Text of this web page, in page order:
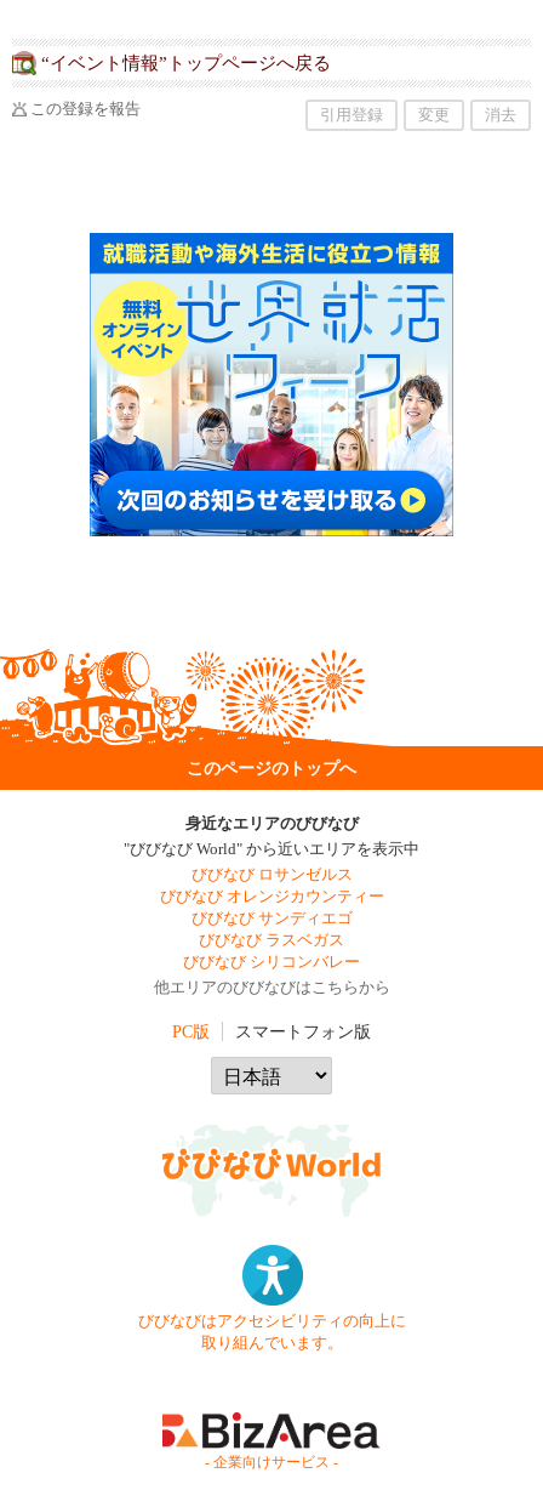
“イベント情報”トップページへ戻る
この登録を報告 引用登録 変更 消去
このページのトップへ
身近なエリアのびびなび
"びびなび World" から近いエリアを表示中
びびなび ロサンゼルス
びびなび オレンジカウンティー
びびなび サンディエゴ
びびなび ラスベガス
びびなび シリコンバレー
他エリアのびびなびはこちらから
PC版 スマートフォン版
びびなびはアクセシビリティの向上に
取り組んでいます。
- 企業向けサービス -